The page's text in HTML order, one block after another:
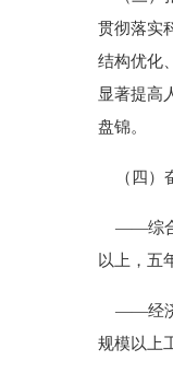
贯彻落实
结构优化
显著提高
盘锦。
（四）
——综合
以上，五
——经济
规模以上